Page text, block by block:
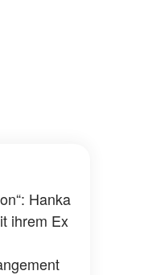
Hanka
ihrem Ex